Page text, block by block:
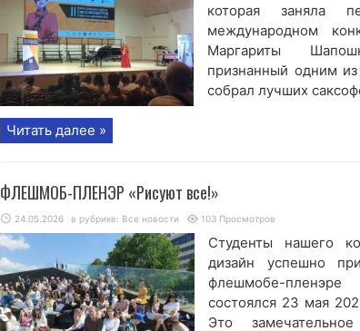
которая заняла
международном
Маргариты
признанный одним
собрал лучших
Читать далее »
ФЛЕШМОБ-ПЛЕНЭР «Рисуют все!»
24.05.2026 в рубрике: Все новости 103 Просмотров
Студенты нашего
дизайн успешно
флешмобе-
состоялся 23 мая
Это